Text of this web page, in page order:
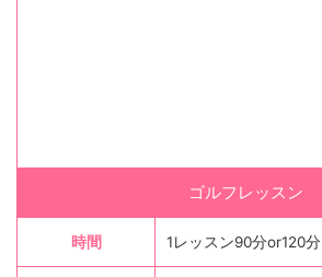
ゴルフレッスン
時間 1レッスン90分or120分